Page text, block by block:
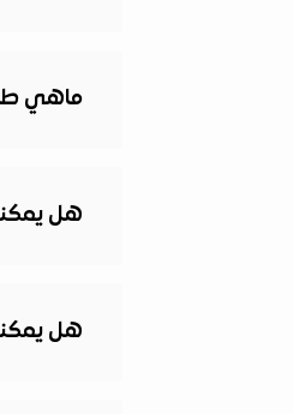
ماهي
هل
هل